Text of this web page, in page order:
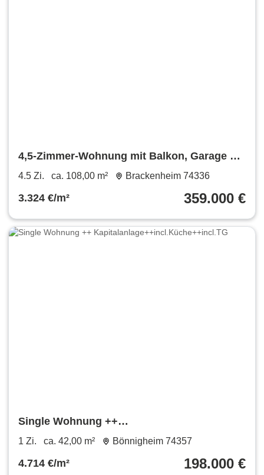
4,5-Zimmer-Wohnung mit Balkon, Garage &
zusätzlichem Hobbyraum
4.5 Zi. ca. 108,00 m² Brackenheim 74336
3.324 €/m² 359.000 €
Single Wohnung ++
Kapitalanlage++incl.Küche++incl.TG
1 Zi. ca. 42,00 m² Bönnigheim 74357
4.714 €/m² 198.000 €